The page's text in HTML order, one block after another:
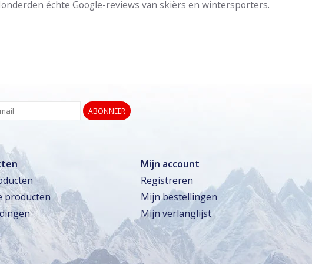
échte Google-reviews van skiërs en wintersporters.
ABONNEER
producten
Mijn account
Registreren
Mijn bestellingen
Mijn verlanglijst